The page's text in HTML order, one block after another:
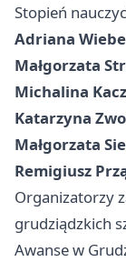
Stopień
Adriana Wiebe
Małgorzata
Michalina
Katarzyna
Małgorzata
Remigiusz
Organizatorzy
grudziądzkich
Awanse w